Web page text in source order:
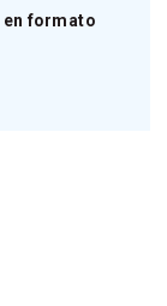
formato